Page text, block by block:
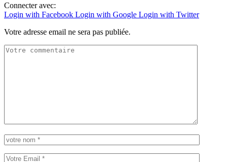
Connecter avec:
Login with Facebook Login with Google Login with Twitter
Votre adresse email ne sera pas publiée.